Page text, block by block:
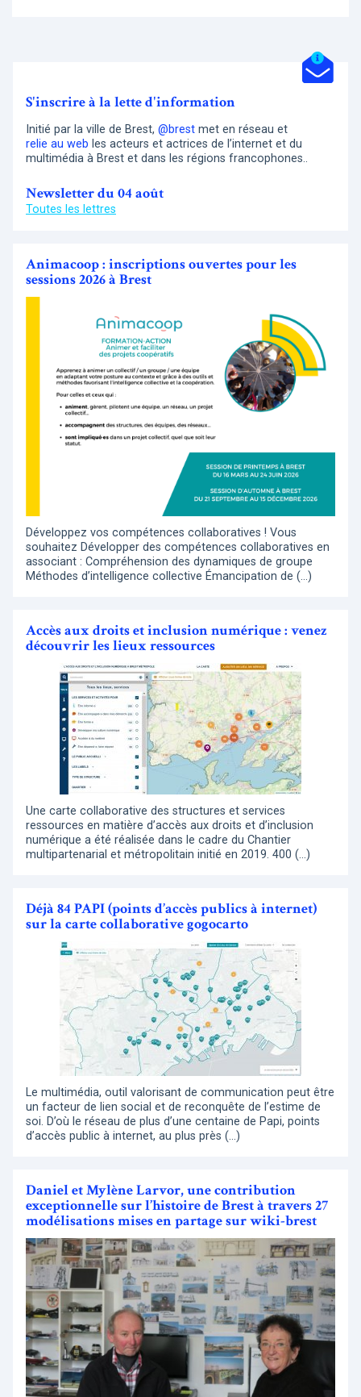
S'inscrire à la lette d'information
Initié par la ville de Brest, @brest met en réseau et
relie au web les acteurs et actrices de l’internet et du
multimédia à Brest et dans les régions francophones..
Newsletter du 04 août
Toutes les lettres
Animacoop : inscriptions ouvertes pour les
sessions 2026 à Brest
Développez vos compétences collaboratives ! Vous
souhaitez Développer des compétences collaboratives en
associant : Compréhension des dynamiques de groupe
Méthodes d’intelligence collective Émancipation de (…)
Accès aux droits et inclusion numérique : venez
découvrir les lieux ressources
Une carte collaborative des structures et services
ressources en matière d’accès aux droits et d’inclusion
numérique a été réalisée dans le cadre du Chantier
multipartenarial et métropolitain initié en 2019. 400 (…)
Déjà 84 PAPI (points d’accès publics à internet)
sur la carte collaborative gogocarto
Le multimédia, outil valorisant de communication peut être
un facteur de lien social et de reconquête de l’estime de
soi. D’où le réseau de plus d’une centaine de Papi, points
d’accès public à internet, au plus près (…)
Daniel et Mylène Larvor, une contribution
exceptionnelle sur l’histoire de Brest à travers 27
modélisations mises en partage sur wiki-brest